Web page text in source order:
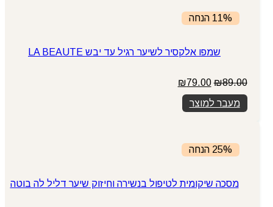
11% הנחה
שמפו אלקסיר לשיער רגיל עד יבש LA BEAUTE
₪89.00
המחיר
המקורי
היה:
₪89.00.
₪79.00
מעבר למוצר
25% הנחה
מסכה שיקומית לטיפול בנשירה וחיזוק שיער דליל לה בוטה